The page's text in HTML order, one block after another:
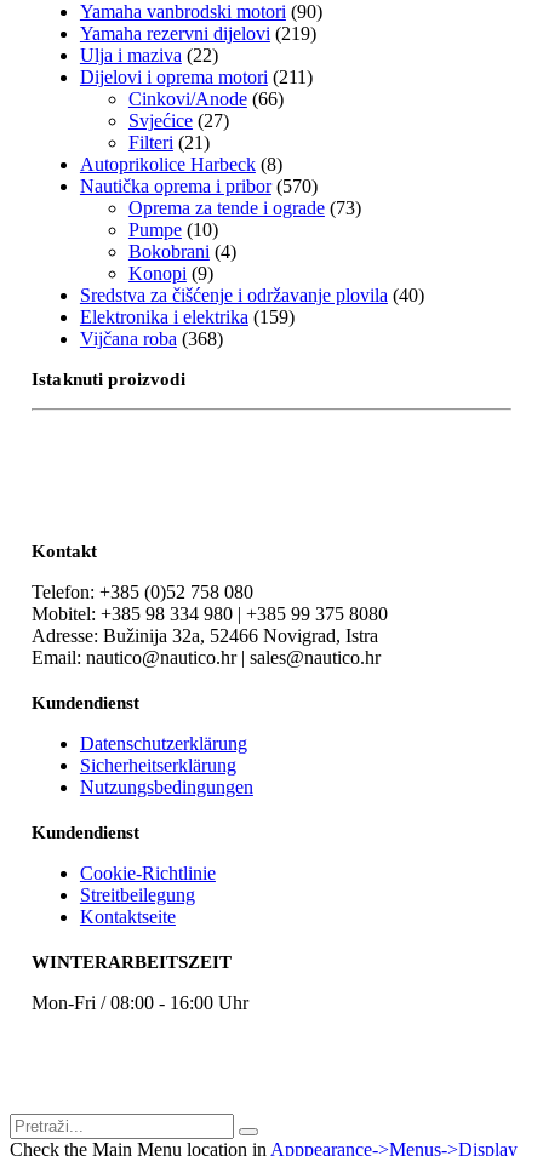
Yamaha vanbrodski motori (90)
Yamaha rezervni dijelovi (219)
Ulja i maziva (22)
Dijelovi i oprema motori (211)
Cinkovi/Anode (66)
Svjećice (27)
Filteri (21)
Autoprikolice Harbeck (8)
Nautička oprema i pribor (570)
Oprema za tende i ograde (73)
Pumpe (10)
Bokobrani (4)
Konopi (9)
Sredstva za čišćenje i održavanje plovila (40)
Elektronika i elektrika (159)
Vijčana roba (368)
Istaknuti proizvodi
Kontakt
Telefon: +385 (0)52 758 080
Mobitel: +385 98 334 980 | +385 99 375 8080
Adresse: Bužinija 32a, 52466 Novigrad, Istra
Email: nautico@nautico.hr | sales@nautico.hr
Kundendienst
Datenschutzerklärung
Sicherheitserklärung
Nutzungsbedingungen
Kundendienst
Cookie-Richtlinie
Streitbeilegung
Kontaktseite
WINTERARBEITSZEIT
Mon-Fri / 08:00 - 16:00 Uhr
Check the Main Menu location inApppearance->Menus->Display